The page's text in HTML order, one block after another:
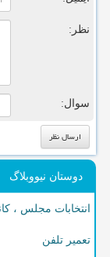
نظر:
سوال:
دوستان نیووبلاگ
انتخابات مجلس ،
تعمیر تلفن